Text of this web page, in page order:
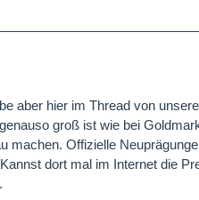
aber hier im Thread von
groß ist wie bei
machen. Offizielle
dort mal im Internet die